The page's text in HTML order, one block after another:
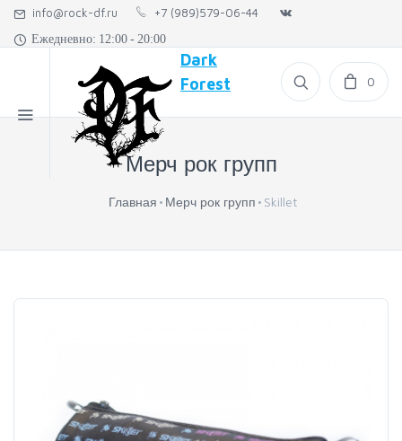
info@rock-df.ru +7 (989)579-06-44
Ежедневно: 12:00 - 20:00
Dark
Forest
0
Мерч рок групп
Главная Мерч рок групп Skillet